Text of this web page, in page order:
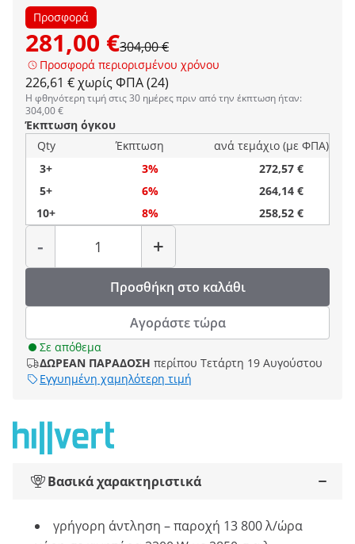
Προσφορά
281,00 €304,00 €
Προσφορά περιορισμένου χρόνου
226,61 € χωρίς ΦΠΑ (24)
Η φθηνότερη τιμή στις 30 ημέρες πριν από την έκπτωση ήταν:
304,00 €
Έκπτωση όγκου
Qty
Έκπτωση
ανά τεμάχιο (με ΦΠΑ)
3+
3%
272,57 €
5+
6%
264,14 €
10+
8% 258,52 €
-
Ποσότητα
+
Προσθήκη στο καλάθι
Αγοράστε τώρα
Σε απόθεμα
ΔΩΡΕΑΝ ΠΑΡΑΔΟΣΗ περίπου Τετάρτη 19 Αυγούστου
Εγγυημένη χαμηλότερη τιμή
Βασικά χαρακτηριστικά
γρήγορη άντληση – παροχή 13 800 λ/ώρα